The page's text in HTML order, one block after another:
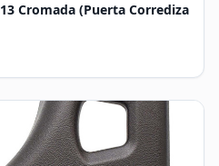
Cromada (Puerta Corrediza